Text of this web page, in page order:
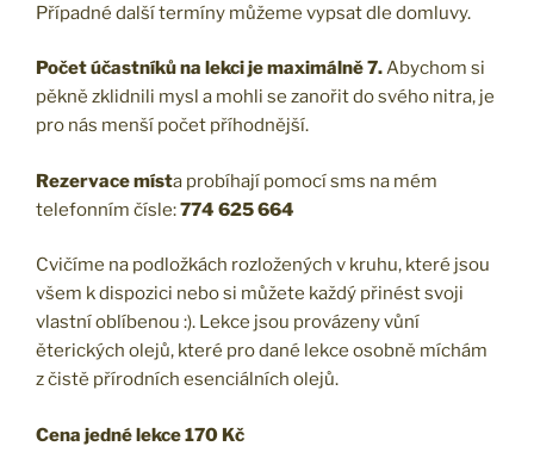
Případné další termíny můžeme vypsat dle domluvy.
Počet účastníků na lekci je maximálně 7.Abychom si
pěkně zklidnili mysl a mohli se zanořit do svého nitra, je
pro nás menší počet příhodnější.
Rezervace místa probíhají pomocí sms na mém
telefonním čísle:774 625 664
Cvičíme na podložkách rozložených v kruhu, které jsou
všem k dispozici nebo si můžete každý přinést svoji
vlastní oblíbenou :). Lekce jsou provázeny vůní
ěterických olejů, které pro dané lekce osobně míchám
z čistě přírodních esenciálních olejů.
Cena jedné lekce 170 Kč